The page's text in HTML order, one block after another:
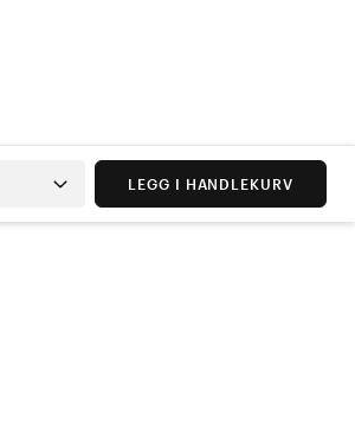
LEGG I HANDLEKURV